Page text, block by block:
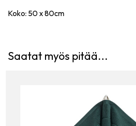
Koko: 50 x 80cm
Saatat myös pitää...